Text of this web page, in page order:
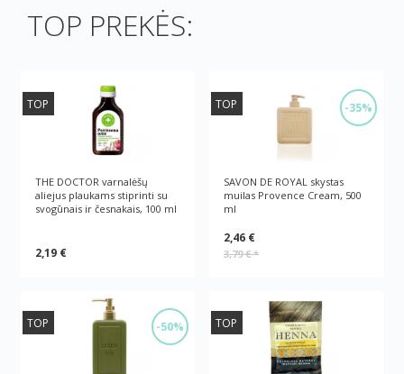
TOP PREKĖS:
TOP
THE DOCTOR varnalėšų
aliejus plaukams stiprinti su
svogūnais ir česnakais, 100 ml
2,19 €
-35%
TOP
SAVON DE ROYAL skystas
muilas Provence Cream, 500
ml
2,46 €
3,79 €*
-50%
TOP TOP